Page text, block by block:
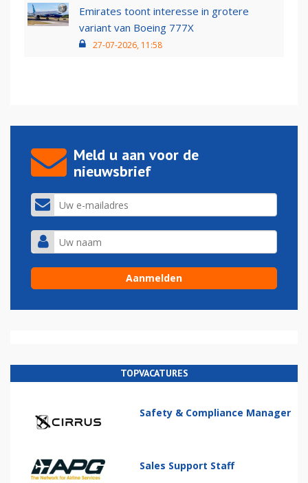
Emirates toont interesse in grotere
variant van Boeing 777X
27-07-2026, 11:58
Meld u aan voor de
nieuwsbrief
TOPVACATURES
Safety & Compliance Manager
Sales Support Staff